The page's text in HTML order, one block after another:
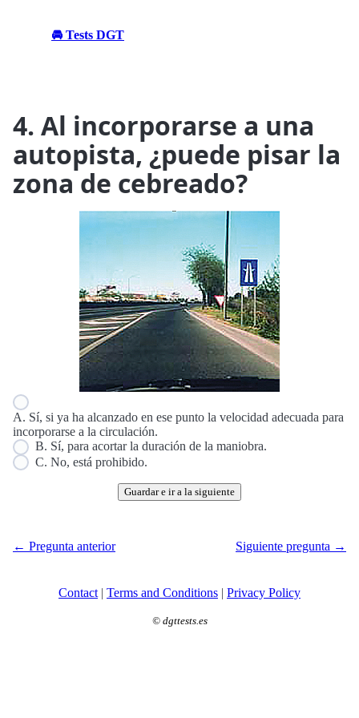
🚘 Tests DGT
4. Al incorporarse a una
autopista, ¿puede pisar la
zona de cebreado?
A. Sí, si ya ha alcanzado en ese punto la velocidad adecuada para
incorporarse a la circulación.
B. Sí, para acortar la duración de la maniobra.
C. No, está prohibido.
Guardar e ir a la siguiente
← Pregunta anterior Siguiente pregunta →
Contact | Terms and Conditions | Privacy Policy
© dgttests.es